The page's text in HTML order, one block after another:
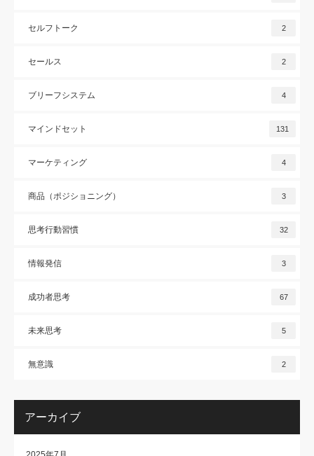
セルフトーク 2
セールス 2
ブリーフシステム 4
マインドセット 131
マーケティング 4
商品（ポジショニング） 3
思考行動習慣 32
情報発信 3
成功者思考 67
未来思考 5
無意識 2
アーカイブ